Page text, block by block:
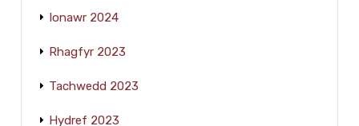
Ionawr 2024
Rhagfyr 2023
Tachwedd 2023
Hydref 2023